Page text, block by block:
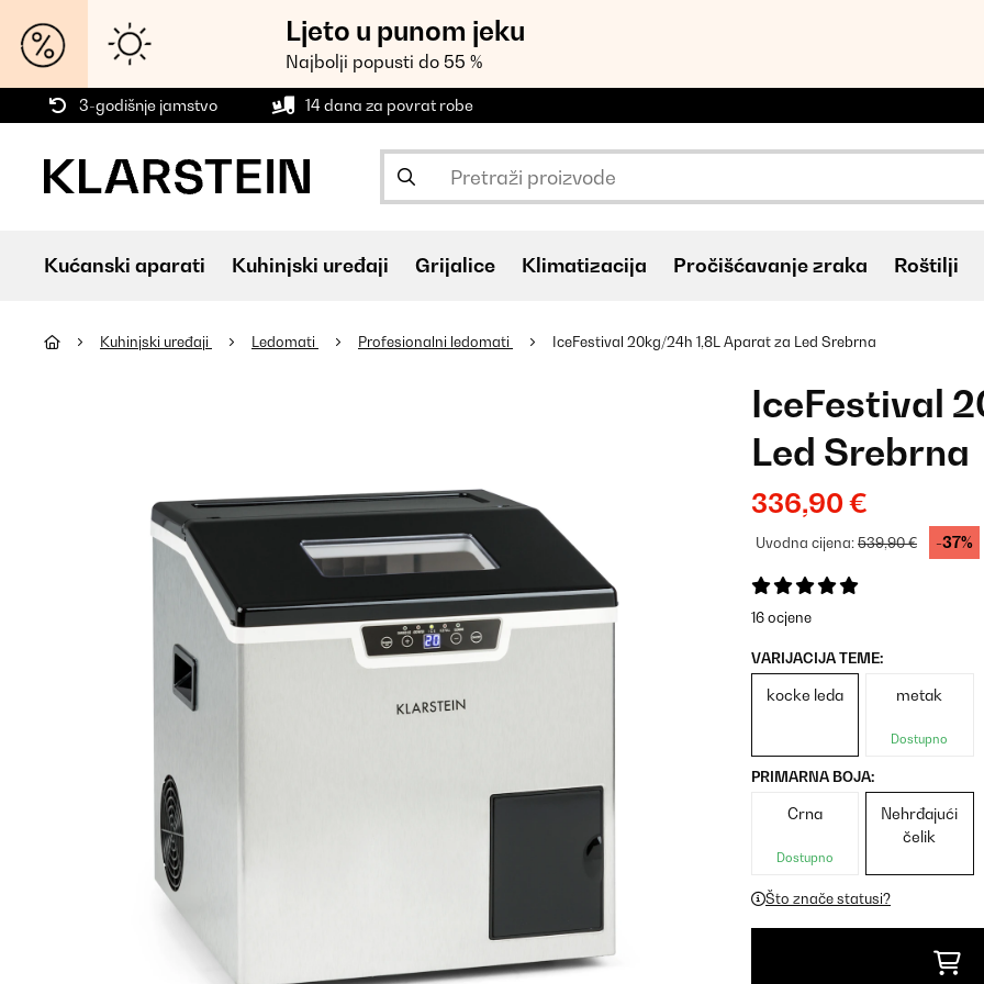
Ljeto u punom jeku
Najbolji popusti do 55 %
3-godišnje jamstvo 14 dana za povrat robe
Kućanski aparati Kuhinjski uređaji Grijalice Klimatizacija Pročišćavanje zraka Roštilji
Kuhinjski uređaji Ledomati Profesionalni ledomati IceFestival 20kg/24h 1,8L Aparat za Led Srebrna
IceFestival
Led Srebrna
336,90 €
Uvodna cijena:539,90 € -37%
16 ocjene
VARIJACIJA TEME:
kocke leda metak
Dostupno
PRIMARNA BOJA:
Crna
Dostupno
Nehrđajući
čelik
Što znače statusi?